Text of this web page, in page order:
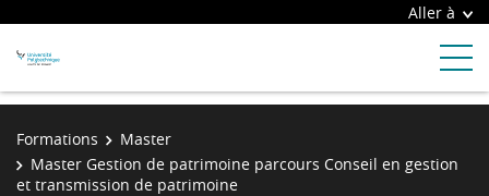
Aller à
Formations
Master
Master Gestion de patrimoine parcours Conseil en gestion
et transmission de patrimoine